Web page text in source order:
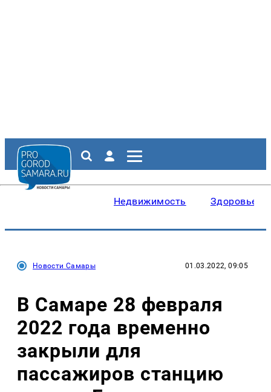
Недвижимость Здоровье
Новости Самары 01.03.2022, 09:05
В Самаре 28 февраля
2022 года временно
закрыли для
пассажиров станцию